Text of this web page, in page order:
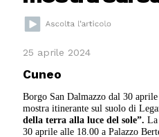
25 aprile 2024
Cuneo
Borgo San Dalmazzo dal 30
mostra itinerante sul suolo di
della terra alla luce del sole”. La
30 aprile alle 18.00 a Palazzo